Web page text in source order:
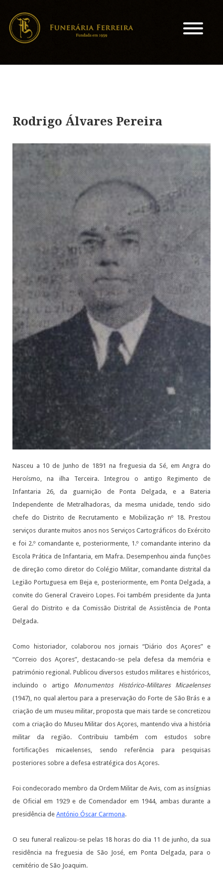
Rodrigo Álvares Pereira
Nasceu a 10 de Junho de 1891 na freguesia da Sé, em Angra do
Heroísmo, na ilha Terceira. Integrou o antigo Regimento de
Infantaria 26, da guarnição de Ponta Delgada, e a Bateria
Independente de Metralhadoras, da mesma unidade, tendo sido
chefe do Distrito de Recrutamento e Mobilização nº 18. Prestou
serviços durante muitos anos nos Serviços Cartográficos do Exército
e foi 2.º comandante e, posteriormente, 1.º comandante interino da
Escola Prática de Infantaria, em Mafra. Desempenhou ainda funções
de direção como diretor do Colégio Militar, comandante distrital da
Legião Portuguesa em Beja e, posteriormente, em Ponta Delgada, a
convite do General Craveiro Lopes. Foi também presidente da Junta
Geral do Distrito e da Comissão Distrital de Assistência de Ponta
Delgada.
Como historiador, colaborou nos jornais “Diário dos Açores” e
“Correio dos Açores”, destacando-se pela defesa da memória e
património regional. Publicou diversos estudos militares e históricos,
incluindo o artigo Monumentos Histórico-Militares Micaelenses
(1947), no qual alertou para a preservação do Forte de São Brás e a
criação de um museu militar, proposta que mais tarde se concretizou
com a criação do Museu Militar dos Açores, mantendo viva a história
militar da região. Contribuiu também com estudos sobre
fortificações micaelenses, sendo referência para pesquisas
posteriores sobre a defesa estratégica dos Açores.
Foi condecorado membro da Ordem Militar de Avis, com as insígnias
de Oficial em 1929 e de Comendador em 1944, ambas durante a
presidência de António Óscar Carmona.
O seu funeral realizou-se pelas 18 horas do dia 11 de junho, da sua
residência na freguesia de São José, em Ponta Delgada, para o
cemitério de São Joaquim.